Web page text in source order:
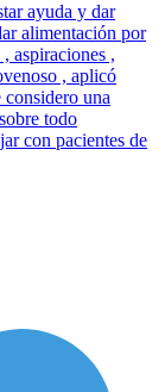
ayuda y dar
alimentación por
aspiraciones ,
, aplicó
considero una
todo
con pacientes de